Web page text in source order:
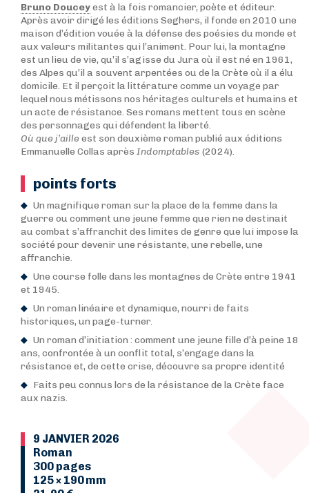
Bruno Douceyest à la fois romancier, poète et éditeur.
Après avoir dirigé les éditions Seghers, il fonde en 2010 une
maison d’édition vouée à la défense des poésies du monde et
aux valeurs militantes qui l’animent. Pour lui, la montagne
est un lieu de vie, qu’il s’agisse du Jura où il est né en 1961,
des Alpes qu’il a souvent arpentées ou de la Crète où il a élu
domicile. Et il perçoit la littérature comme un voyage par
lequel nous métissons nos héritages culturels et humains et
un acte de résistance. Ses romans mettent tous en scène
des personnages qui défendent la liberté.
Où que j’ailleest son deuxième roman publié aux éditions
Emmanuelle Collas après Indomptables (2024).
points forts
Un magnifique roman sur la place de la femme dans la
guerre ou comment une jeune femme que rien ne destinait
au combat s’affranchit des limites de genre que lui impose la
société pour devenir une résistante, une rebelle, une
affranchie.
Une course folle dans les montagnes de Crète entre 1941
et 1945.
Un roman linéaire et dynamique, nourri de faits
historiques, un page-turner.
Un roman d’initiation : comment une jeune fille d’à peine 18
ans, confrontée à un conflit total, s’engage dans la
résistance et, de cette crise, découvre sa propre identité
Faits peu connus lors de la résistance de la Crète face
aux nazis.
9 JANVIER 2026
Roman
300 pages
125 × 190 mm